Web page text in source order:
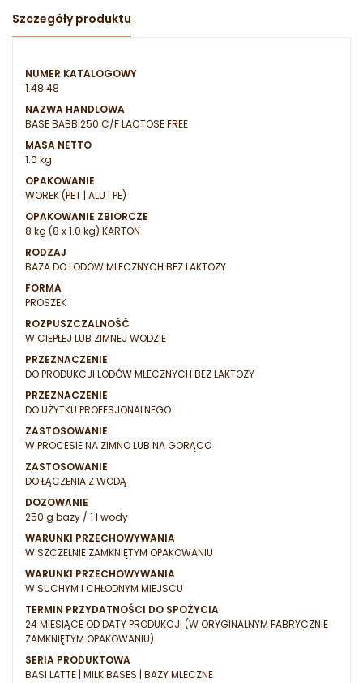
Szczegóły produktu
NUMER KATALOGOWY
1.48.48
NAZWA HANDLOWA
BASE BABBI250 C/F LACTOSE FREE
MASA NETTO
1.0 kg
OPAKOWANIE
WOREK (PET | ALU | PE)
OPAKOWANIE ZBIORCZE
8 kg (8 x 1.0 kg) KARTON
RODZAJ
BAZA DO LODÓW MLECZNYCH BEZ LAKTOZY
FORMA
PROSZEK
ROZPUSZCZALNOŚĆ
W CIEPŁEJ LUB ZIMNEJ WODZIE
PRZEZNACZENIE
DO PRODUKCJI LODÓW MLECZNYCH BEZ LAKTOZY
PRZEZNACZENIE
DO UŻYTKU PROFESJONALNEGO
ZASTOSOWANIE
W PROCESIE NA ZIMNO LUB NA GORĄCO
ZASTOSOWANIE
DO ŁĄCZENIA Z WODĄ
DOZOWANIE
250 g bazy / 1 l wody
WARUNKI PRZECHOWYWANIA
W SZCZELNIE ZAMKNIĘTYM OPAKOWANIU
WARUNKI PRZECHOWYWANIA
W SUCHYM I CHŁODNYM MIEJSCU
TERMIN PRZYDATNOŚCI DO SPOŻYCIA
24 MIESIĄCE OD DATY PRODUKCJI (W ORYGINALNYM FABRYCZNIE
ZAMKNIĘTYM OPAKOWANIU)
SERIA PRODUKTOWA
BASI LATTE | MILK BASES | BAZY MLECZNE